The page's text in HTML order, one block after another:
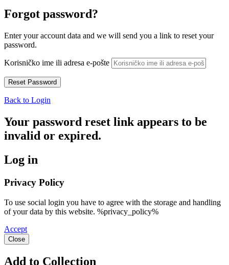
Forgot password?
Enter your account data and we will send you a link to reset your
password.
Korisničko ime ili adresa e-pošte
Back to Login
Your password reset link appears to be
invalid or expired.
Log in
Privacy Policy
To use social login you have to agree with the storage and handling
of your data by this website. %privacy_policy%
Accept
Close
Add to Collection